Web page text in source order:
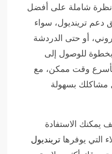
نظرة شاملة على أفضل
دعم ترينديول، سواء
أو حتى الدردشة
للوصول إلى
بأسرع وقت ممكن، مع
مشاكلك بسهولة
يمكنك الاستفادة
التي يوفرها ترينديول